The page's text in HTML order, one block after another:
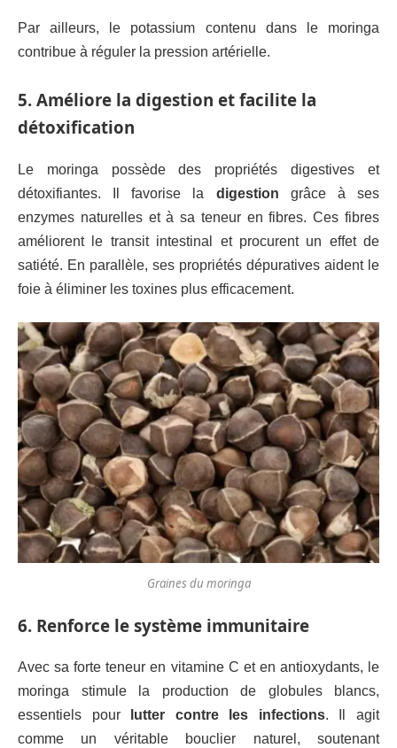
Par ailleurs, le potassium contenu dans le moringa
contribue à réguler la pression artérielle.
5. Améliore la digestion et facilite la
détoxification
Le moringa possède des propriétés digestives et
détoxifiantes. Il favorise la digestion grâce à ses
enzymes naturelles et à sa teneur en fibres. Ces fibres
améliorent le transit intestinal et procurent un effet de
satiété. En parallèle, ses propriétés dépuratives aident le
foie à éliminer les toxines plus efficacement.
Graines du moringa
6. Renforce le système immunitaire
Avec sa forte teneur en vitamine C et en antioxydants, le
moringa stimule la production de globules blancs,
essentiels pour
lutter contre les infections. Il agit
comme un véritable bouclier naturel, soutenant